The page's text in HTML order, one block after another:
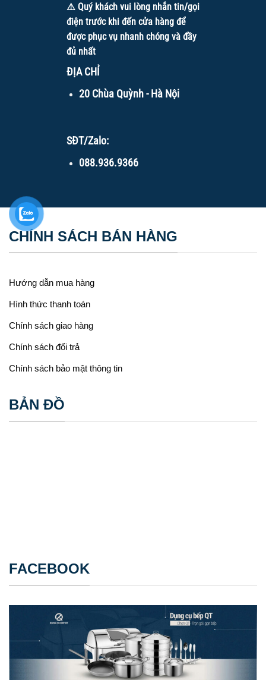
⚠️ Quý khách vui lòng nhắn tin/gọi
điện trước khi đến cửa hàng để
được phục vụ nhanh chóng và đầy
đủ nhất
ĐỊA CHỈ
20 Chùa Quỳnh - Hà Nội
SĐT/Zalo:
088.936.9366
CHÍNH SÁCH BÁN HÀNG
Hướng dẫn mua hàng
Hình thức thanh toán
Chính sách giao hàng
Chính sách đổi trả
Chính sách bảo mật thông tin
BẢN ĐỒ
FACEBOOK